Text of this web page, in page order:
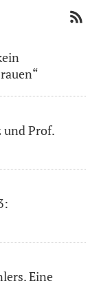
und Prof.
Eine